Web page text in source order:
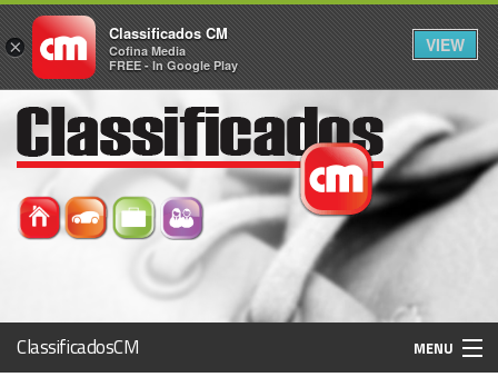
ClassificadosCM MENU
×
Classificados CM
Cofina Media
FREE - In Google Play
VIEW